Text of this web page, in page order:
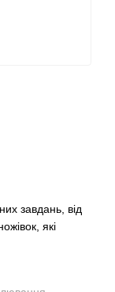
завдань, від
які